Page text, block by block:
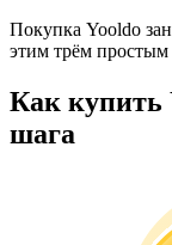
Покупка Yooldo
этим трём простым
Как купить
шага